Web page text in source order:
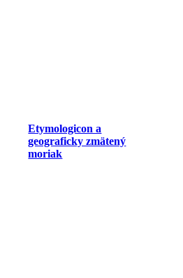
Etymologicon a
geograficky zmätený
moriak